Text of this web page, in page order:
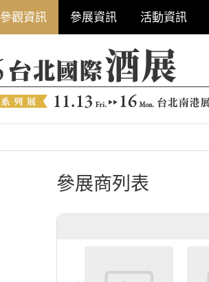
參觀資訊 參展資訊 活動資訊
參展商列表